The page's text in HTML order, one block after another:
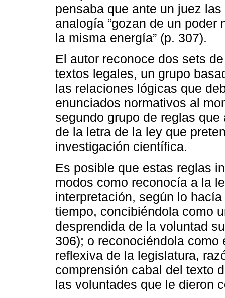
pensaba que ante un juez
analogía “gozan de un
la misma energía” (p. 307).
El autor reconoce dos sets
textos legales, un grupo
las relaciones lógicas que
enunciados normativos al
segundo grupo de reglas
de la letra de la ley que
investigación científica.
Es posible que estas reglas
modos como reconocía a la
interpretación, según lo
tiempo, concibiéndola como
desprendida de la voluntad
306); o reconociéndola
reflexiva de la legislatura,
comprensión cabal del texto
las voluntades que le dieron